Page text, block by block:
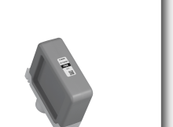
LISTE
D’ENVIE
COMPARATEUR